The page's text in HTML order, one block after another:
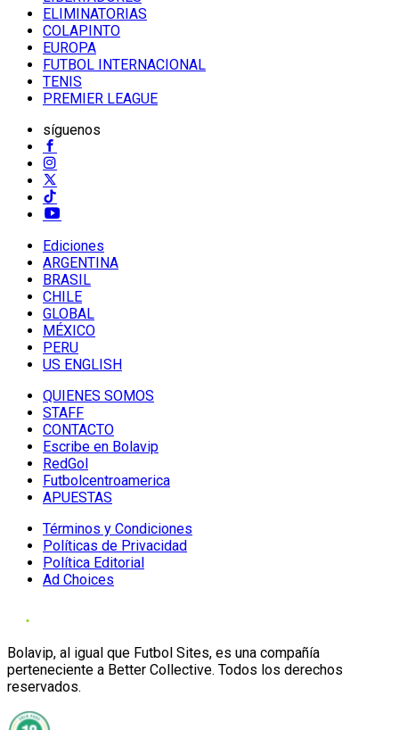
ELIMINATORIAS
COLAPINTO
EUROPA
FUTBOL INTERNACIONAL
TENIS
PREMIER LEAGUE
síguenos
Ediciones
ARGENTINA
BRASIL
CHILE
GLOBAL
MÉXICO
PERU
US ENGLISH
QUIENES SOMOS
STAFF
CONTACTO
Escribe en Bolavip
RedGol
Futbolcentroamerica
APUESTAS
Términos y Condiciones
Políticas de Privacidad
Política Editorial
Ad Choices
Bolavip, al igual que Futbol Sites, es una compañía
perteneciente a Better Collective. Todos los derechos
reservados.